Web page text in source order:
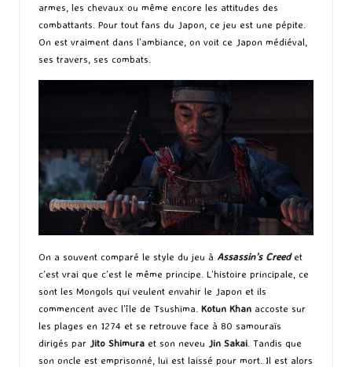
armes, les chevaux ou même encore les attitudes des
combattants. Pour tout fans du Japon, ce jeu est une pépite.
On est vraiment dans l’ambiance, on voit ce Japon médiéval,
ses travers, ses combats.
On a souvent comparé le style du jeu à Assassin’s Creedet
c’est vrai que c’est le même principe. L’histoire principale, ce
sont les Mongols qui veulent envahir le Japon et ils
commencent avec l’île de Tsushima. Kotun Khan accoste sur
les plages en 1274 et se retrouve face à 80 samouraïs
dirigés par Jito Shimura et son neveu Jin Sakai . Tandis que
son oncle est emprisonné, lui est laissé pour mort. Il est alors